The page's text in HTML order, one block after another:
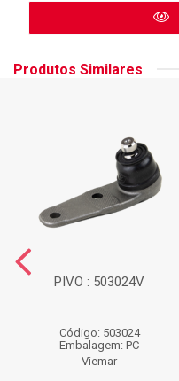
Produtos Similares
PIVO : 503024V
Código: 503024
Embalagem: PC
Viemar